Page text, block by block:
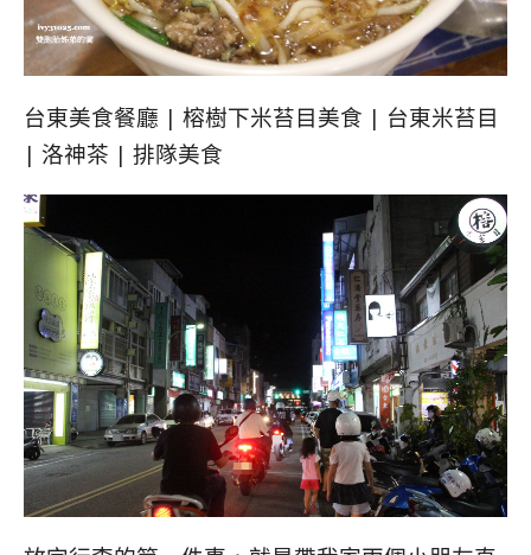
台東美食餐廳 | 榕樹下米苔目美食 | 台東米苔目
| 洛神茶 | 排隊美食